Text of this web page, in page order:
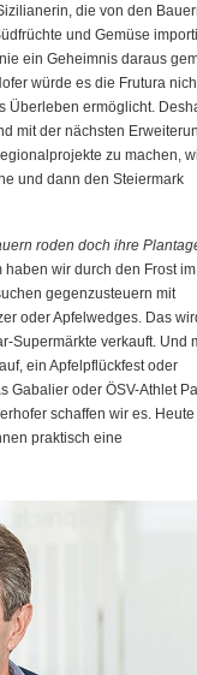
die von den
und Gemüse
ein Geheimnis daraus
würde es die Frutura
Überleben ermöglicht.
mit der nächsten
zu machen,
und dann den Steiermark
roden doch ihre
haben wir durch den Frost im
gegenzusteuern mit
oder Apfelwedges. Das
Supermärkte verkauft. Und
ein Apfelpflückfest oder
Gabalier oder ÖSV-Athlet
schaffen wir es. Heute
praktisch eine